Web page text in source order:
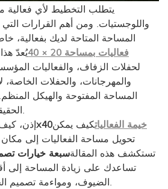
يتطلب التخطيط لأي فعالية
واللوجستيات. ومن أهم القرارات
المساحة المتاحة لديك بفعالية،
فعاليات بمساحة 20 × 40
يُعدّ
لحفلات الزفاف، والفعاليات
والمهرجانات، والحفلات الخاصة،
المساحة المفتوحة والهيكل
الحقيقي في التصميم الداخلي.
إذن،20x40 خيمة الفعالياتكيف يمكن
تحويل مساحة الفعاليات إلى
تستكشف هذه المقالةسبعة خيارات
تساعدك على زيادة المساحة
الضيوف، ومواءمة تصميم الخيمة مع أهداف فعاليتك.